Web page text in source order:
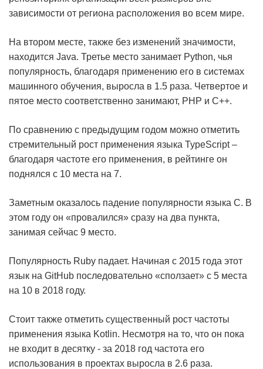
зависимости от региона расположения во всем мире.
На втором месте, также без изменений значимости,
находится Java. Третье место занимает Python, чья
популярность, благодаря применению его в системах
машинного обучения, выросла в 1.5 раза. Четвертое и
пятое место соответственно занимают, PHP и C++.
По сравнению с предыдущим годом можно отметить
стремительный рост применения языка TypeScript –
благодаря частоте его применения, в рейтинге он
поднялся с 10 места на 7.
Заметным оказалось падение популярности языка С. В
этом году он «провалился» сразу на два пункта,
занимая сейчас 9 место.
Популярность Ruby падает. Начиная с 2015 года этот
язык на GitHub последовательно «сползает» с 5 места
на 10 в 2018 году.
Стоит также отметить существенный рост частоты
применения языка Kotlin. Несмотря на то, что он пока
не входит в десятку - за 2018 год частота его
использования в проектах выросла в 2.6 раза.